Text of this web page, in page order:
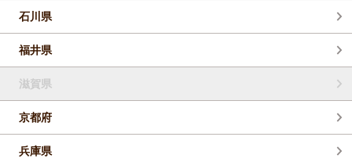
石川県
福井県
滋賀県
京都府
兵庫県